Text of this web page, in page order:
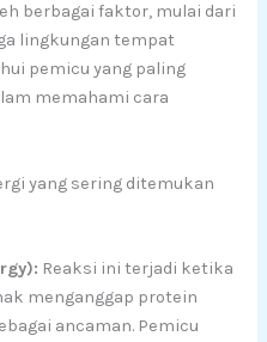
berbagai faktor, mulai dari
lingkungan tempat
pemicu yang paling
memahami cara
yang sering ditemukan
Reaksi ini terjadi ketika
menganggap protein
ancaman. Pemicu